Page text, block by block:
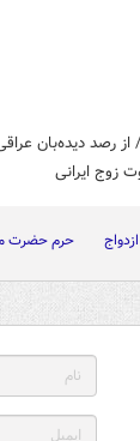
از رصد دیده‌بان
زوج ایرانی
ازدواج حرم حضرت